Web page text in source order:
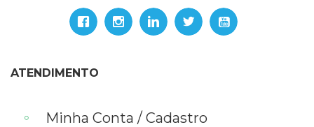
ATENDIMENTO
Minha Conta / Cadastro